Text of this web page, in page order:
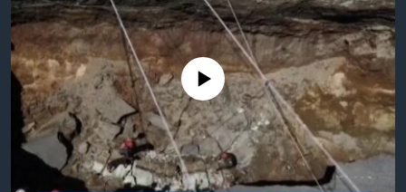
အ
ညွန်း
စာမျက်နှာ
သို့
ကျော်
ကြည့်
သုတပဒေသာ အင်္ဂလိပ်စာ
Learning English
ဗွီအိုအေ လူမှုကွန်ယက်များ
ဘာသာစကားများ
No media source currently available